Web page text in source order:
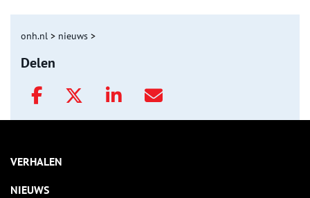
onh.nl > nieuws >
Delen
VERHALEN
NIEUWS